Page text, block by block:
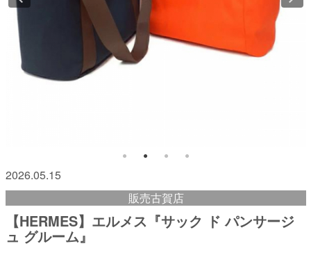
2026.05.15
販売古賀店
【HERMES】エルメス『サック ド パンサージ
ュ グルーム』